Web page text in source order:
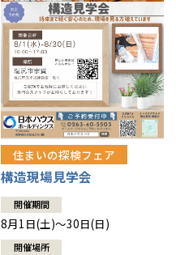
住まいの探検フェア
構造現場見学会
開催期間
8月1日(土)～30日(日)
開催場所